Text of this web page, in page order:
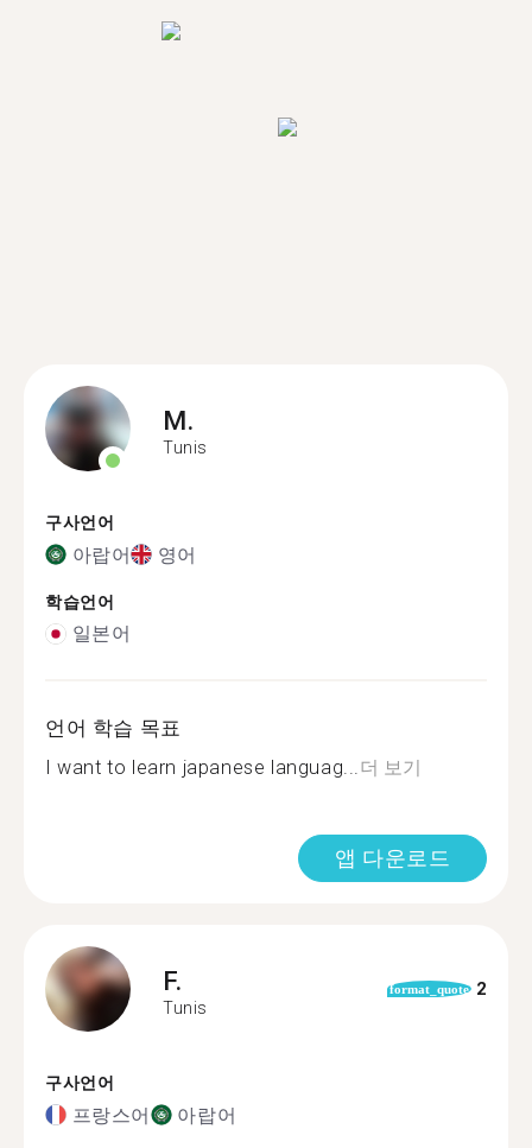
M.
Tunis
구사언어
아랍어 영어
학습언어
일본어
언어 학습 목표
I want to learn japanese languag...더 보기
앱 다운로드
F.
Tunis
format_quote 2
구사언어
프랑스어 아랍어